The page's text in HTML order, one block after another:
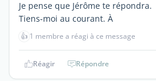
Je pense que Jérôme te répondra.
Tiens-moi au courant. À
👍 1 membre a réagi à ce message
Réagir Répondre